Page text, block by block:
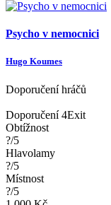
Psycho v nemocnici
Hugo Koumes
Doporučení hráčů
Doporučení 4Exit
Obtížnost
?/5
Hlavolamy
?/5
Místnost
?/5